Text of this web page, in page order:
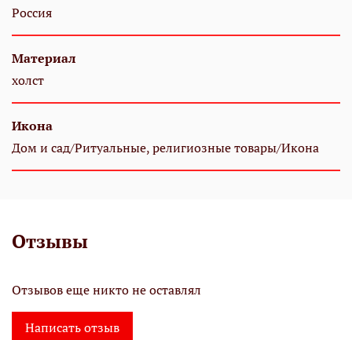
Россия
Материал
холст
Икона
Дом и сад/Ритуальные, религиозные товары/Икона
Отзывы
Отзывов еще никто не оставлял
Написать отзыв